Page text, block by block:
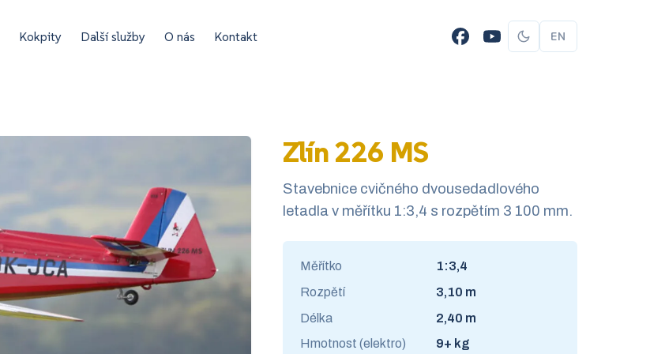
Kokpity Další služby O nás Kontakt EN
Zlín 226 MS
Stavebnice cvičného dvousedadlového
letadla v měřítku 1:3,4 s rozpětím 3 100 mm.
Měřítko
1:3,4
Rozpětí
3,10 m
Délka
2,40 m
Hmotnost (elektro)
9+ kg